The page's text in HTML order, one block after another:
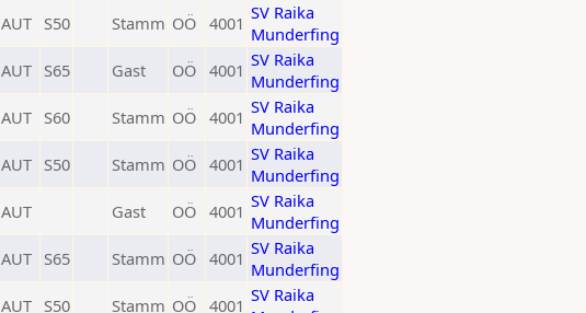
AUT S50 Stamm OÖ 4001 SV Raika
Munderfing
AUT S65 Gast OÖ 4001 SV Raika
Munderfing
AUT S60 Stamm OÖ 4001 SV Raika
Munderfing
AUT S50 Stamm OÖ 4001 SV Raika
Munderfing
AUT Gast OÖ 4001 SV Raika
Munderfing
AUT S65 Stamm OÖ 4001 SV Raika
Munderfing
AUT S50 Stamm OÖ 4001 SV Raika